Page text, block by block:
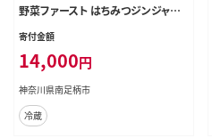
野菜ファースト はちみつジンジャー
×6本入
寄付金額
14,000円
神奈川県南足柄市
冷蔵